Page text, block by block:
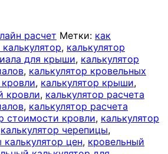
расчет Метки: как
, калькулятор
для крыши, калькулятор
, калькулятор кровельных
кровли, калькулятор крыши,
кровли, калькулятор расчета
, калькулятор расчета
стоимости кровли, калькулятор
калькулятор черепицы,
цен, кровельный